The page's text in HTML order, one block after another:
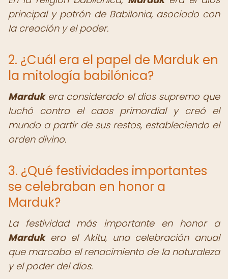
principal y patrón de Babilonia, asociado con
la creación y el poder.
2. ¿Cuál era el papel de Marduk en
la mitología babilónica?
Mardukera considerado el dios supremo que
luchó contra el caos primordial y creó el
mundo a partir de sus restos, estableciendo el
orden divino.
3. ¿Qué festividades importantes
se celebraban en honor a
Marduk?
La festividad más importante en honor a
Mardukera el Akitu, una celebración anual
que marcaba el renacimiento de la naturaleza
y el poder del dios.